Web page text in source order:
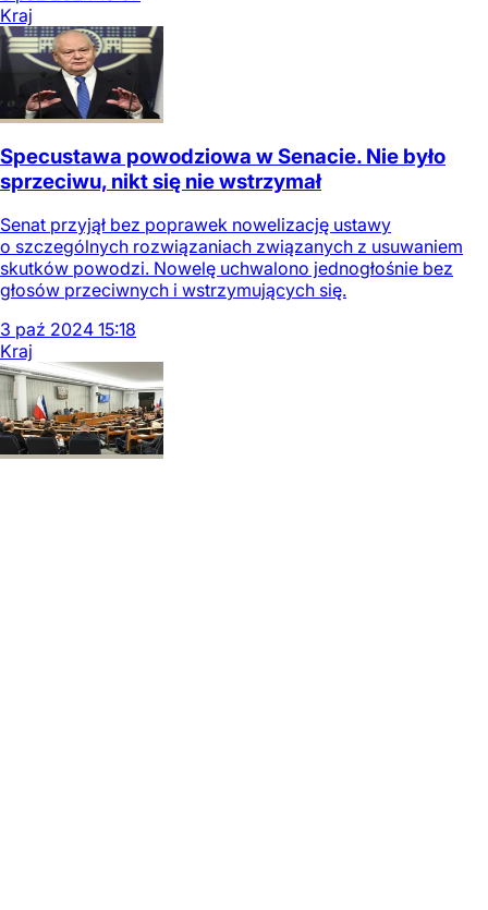
Kraj
Specustawa powodziowa w Senacie. Nie było
sprzeciwu, nikt się nie wstrzymał
Senat przyjął bez poprawek nowelizację ustawy
o szczególnych rozwiązaniach związanych z usuwaniem
skutków powodzi. Nowelę uchwalono jednogłośnie bez
głosów przeciwnych i wstrzymujących się.
3 paź 2024 15:18
Kraj